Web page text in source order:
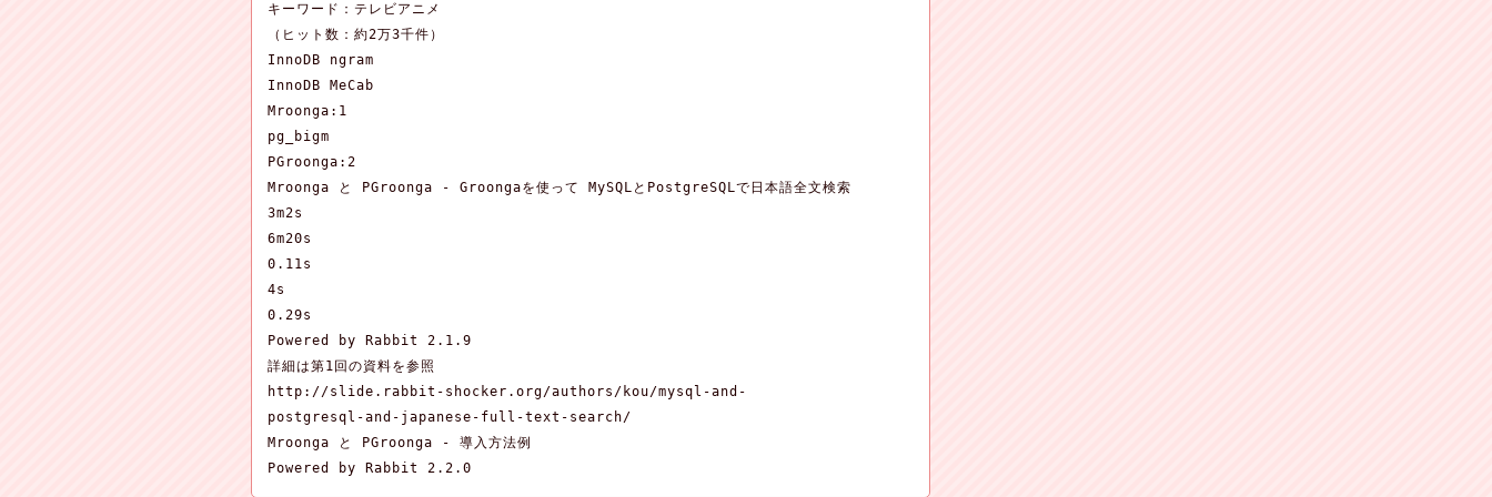
キーワード：テレビアニメ
（ヒット数：約2万3千件）
InnoDB ngram
InnoDB MeCab
Mroonga:1
pg_bigm
PGroonga:2
Mroonga と PGroonga - Groongaを使って MySQLとPostgreSQLで日本語全文検索
3m2s
6m20s
0.11s
4s
0.29s
Powered by Rabbit 2.1.9
詳細は第1回の資料を参照
http://slide.rabbit-shocker.org/authors/kou/mysql-and-
postgresql-and-japanese-full-text-search/
Mroonga と PGroonga - 導入方法例
Powered by Rabbit 2.2.0